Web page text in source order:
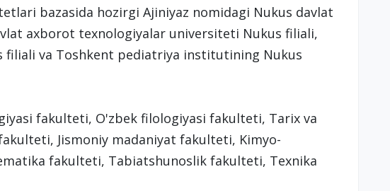
bazasida hozirgi Ajiniyaz nomidagi Nukus davlat
axborot texnologiyalar universiteti Nukus filiali,
va Toshkent pediatriya institutining Nukus
fakulteti, O'zbek filologiyasi fakulteti, Tarix va
Jismoniy madaniyat fakulteti, Kimyo-
fakulteti, Tabiatshunoslik fakulteti, Texnika